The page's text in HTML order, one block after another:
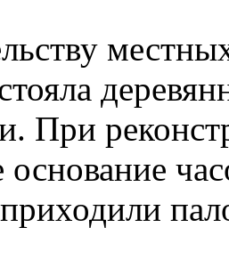
При
основание